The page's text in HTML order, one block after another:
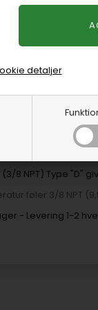
detaljer
4-6-8 cylindere,
føler 3/8
(3/8 NPT) Type "D"
føler 3/8 NPT
- Levering 1-2